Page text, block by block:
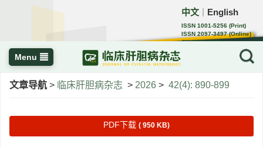
中文 English
ISSN 1001-5256 (Print)
ISSN 2097-3497 (Online)
CN 22-1108/R
Menu
文章导航 > 临床肝胆病杂志 > 2026 > 42(4): 890-899
PDF下载 ( 950 KB)